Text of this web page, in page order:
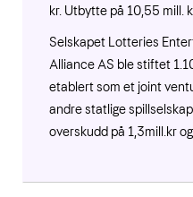
kr. Utbytte på 10,55 mill.
Selskapet Lotteries
Alliance AS ble stiftet
etablert som et joint
andre statlige
overskudd på 1,3mill.kr